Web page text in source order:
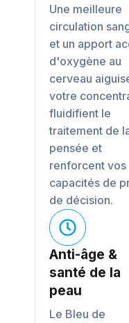
Une meilleure
circulation
et un apport
d'oxygène au
cerveau
votre
fluidifient le
traitement de
pensée et
renforcent vos
capacités de
de décision.
Anti-âge &
santé de la
peau
Le Bleu de